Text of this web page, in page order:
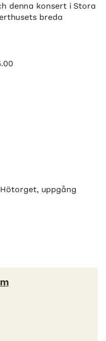
denna konsert i Stora
breda
Hötorget, uppgång